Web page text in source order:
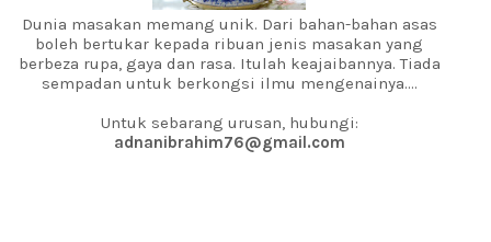
Dunia masakan memang unik. Dari bahan-bahan asas
boleh bertukar kepada ribuan jenis masakan yang
berbeza rupa, gaya dan rasa. Itulah keajaibannya. Tiada
sempadan untuk berkongsi ilmu mengenainya....
Untuk sebarang urusan, hubungi:
adnanibrahim76@gmail.com